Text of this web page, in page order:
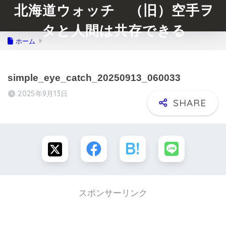
北海道ウォッチ （旧）空手ヲ
タと人間は共存できる
ホーム
simple_eye_catch_20250913_060033
2025年9月13日
スポンサーリンク